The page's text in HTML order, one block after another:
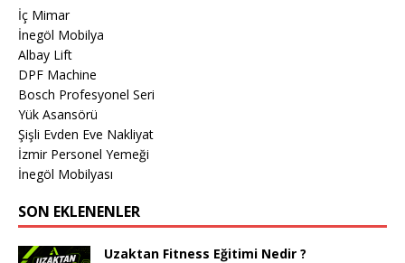
İç Mimar
İnegöl Mobilya
Albay Lift
DPF Machine
Bosch Profesyonel Seri
Yük Asansörü
Şişli Evden Eve Nakliyat
İzmir Personel Yemeği
İnegöl Mobilyası
SON EKLENENLER
Uzaktan Fitness Eğitimi Nedir ?